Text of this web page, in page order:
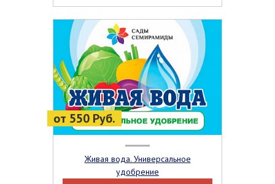
от 550 Руб.
Живая вода. Универсальное
удобрение